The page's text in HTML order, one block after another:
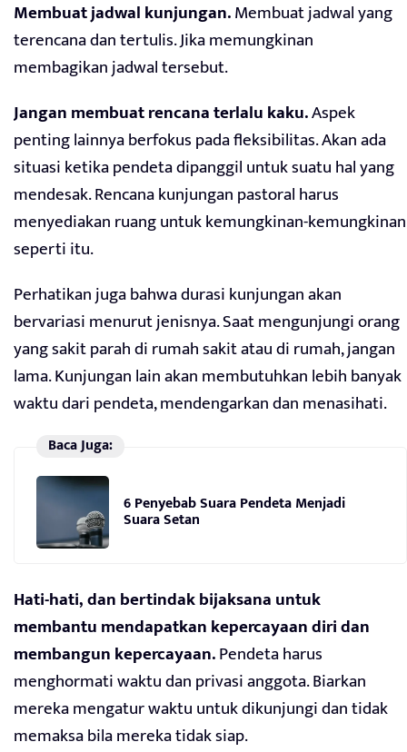
Membuat jadwal kunjungan.Membuat jadwal yang
terencana dan tertulis. Jika memungkinan
membagikan jadwal tersebut.
Jangan membuat rencana terlalu kaku.Aspek
penting lainnya berfokus pada fleksibilitas. Akan ada
situasi ketika pendeta dipanggil untuk suatu hal yang
mendesak. Rencana kunjungan pastoral harus
menyediakan ruang untuk kemungkinan-kemungkinan
seperti itu.
Perhatikan juga bahwa durasi kunjungan akan
bervariasi menurut jenisnya. Saat mengunjungi orang
yang sakit parah di rumah sakit atau di rumah, jangan
lama. Kunjungan lain akan membutuhkan lebih banyak
waktu dari pendeta, mendengarkan dan menasihati.
Baca Juga:
6 Penyebab Suara Pendeta Menjadi
Suara Setan
Hati-hati, dan bertindak bijaksana untuk
membantu mendapatkan kepercayaan diri dan
membangun kepercayaan.Pendeta harus
menghormati waktu dan privasi anggota. Biarkan
mereka mengatur waktu untuk dikunjungi dan tidak
memaksa bila mereka tidak siap.